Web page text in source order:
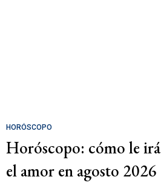
HORÓSCOPO
Horóscopo: cómo le irá
el amor en agosto 2026